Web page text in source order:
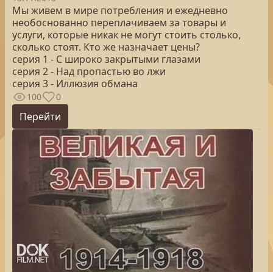
Мы живем в мире потребления и ежедневно
необоснованно переплачиваем за товары и
услуги, которые никак не могут стоить столько,
сколько стоят. Кто же назначает цены?
серия 1 - С широко закрытыми глазами
серия 2 - Над пропастью во лжи
серия 3 - Иллюзия обмана
100 0
Перейти